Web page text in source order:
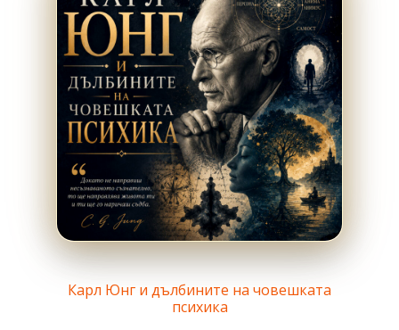
Карл Юнг и дълбините на човешката
психика